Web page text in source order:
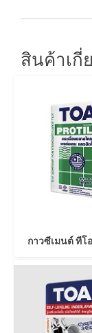
สินค้าเกี่
กาวซีเมนต์ ทีโ